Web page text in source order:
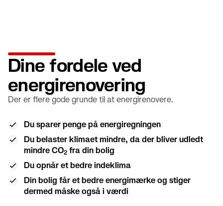
Dine fordele ved
energirenovering
Der er flere gode grunde til at energirenovere.
Du sparer penge på energiregningen
Du belaster klimaet mindre, da der bliver udledt
mindre CO2 fra din bolig
Du opnår et bedre indeklima
Din bolig får et bedre energimærke og stiger
dermed måske også i værdi